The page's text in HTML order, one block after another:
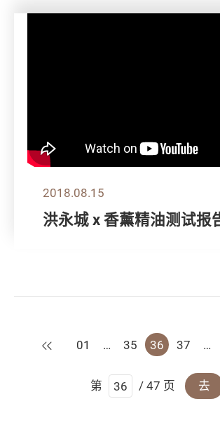
2018.08.15
洪永城 x 香薰精油测试报
上一页
01 … 35 36 37 …
第 / 47 页 去